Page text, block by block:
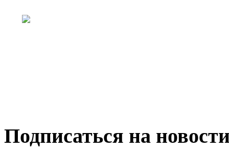
Подписаться на